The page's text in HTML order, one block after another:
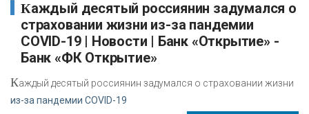
Каждый десятый россиянин задумался о
страховании жизни из-за пандемии
COVID-19 | Новости | Банк «Открытие» -
Банк «ФК Открытие»
Каждый десятый россиянин задумался о страховании жизни
из-за пандемии COVID-19